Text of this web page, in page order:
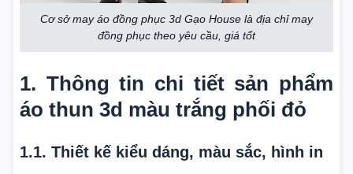
Cơ sở may áo đồng phục 3d Gạo House là địa chỉ may
đồng phục theo yêu cầu, giá tốt
1. Thông tin chi tiết sản phẩm
áo thun 3d màu trắng phối đỏ
1.1. Thiết kế kiểu dáng, màu sắc, hình in